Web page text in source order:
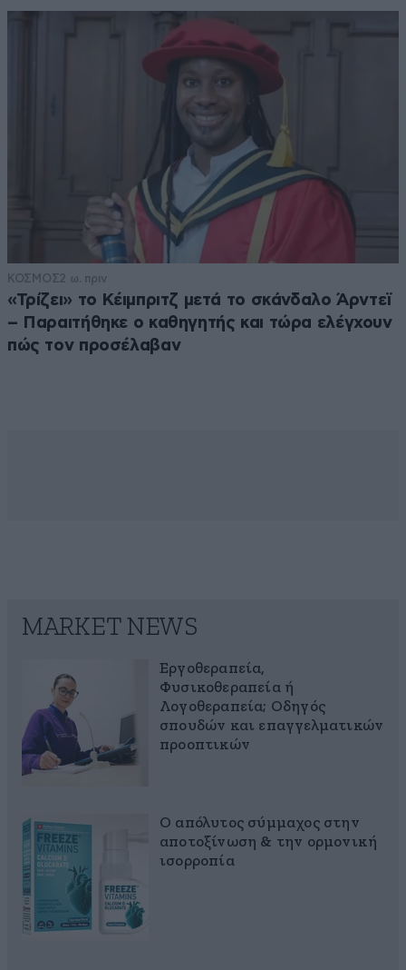
ΚΟΣΜΟΣ2 ω. πριν
«Τρίζει» το Κέιμπριτζ μετά το σκάνδαλο Άρντεϊ
– Παραιτήθηκε ο καθηγητής και τώρα ελέγχουν
πώς τον προσέλαβαν
MARKET NEWS
Εργοθεραπεία,
Φυσικοθεραπεία ή
Λογοθεραπεία; Οδηγός
σπουδών και επαγγελματικών
προοπτικών
Ο απόλυτος σύμμαχος στην
αποτοξίνωση & την ορμονική
ισορροπία